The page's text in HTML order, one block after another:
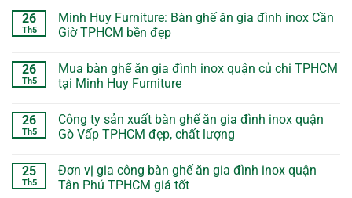
26
Th5
Minh Huy Furniture: Bàn ghế ăn gia đình inox Cần
Giờ TPHCM bền đẹp
26
Th5
Mua bàn ghế ăn gia đình inox quận củ chi TPHCM
tại Minh Huy Furniture
26
Th5
Công ty sản xuất bàn ghế ăn gia đình inox quận
Gò Vấp TPHCM đẹp, chất lượng
25
Th5
Đơn vị gia công bàn ghế ăn gia đình inox quận
Tân Phú TPHCM giá tốt